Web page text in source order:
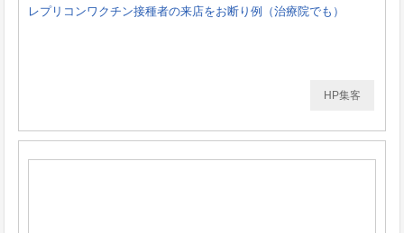
レプリコンワクチン接種者の来店をお断り例（治療院でも）
HP集客